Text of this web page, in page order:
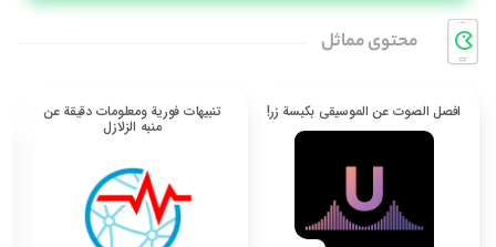
محتوی مماثل
افصل الصوت عن الموسيقى بكبسة زر! تنبيهات فورية ومعلومات دقيقة عن
منبه الزلازل